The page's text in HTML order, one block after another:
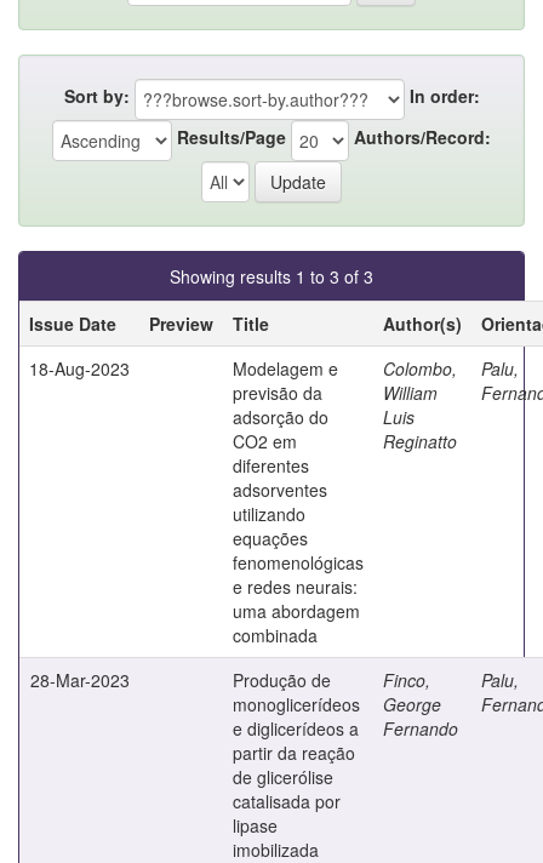
Sort by:
In order:
Results/Page
Authors/Record:
Showing results 1 to 3 of 3
Issue Date
Preview Title Author(s)
18-Aug-2023
Modelagem e
previsão da
adsorção do
CO2 em
diferentes
adsorventes
utilizando
equações
fenomenológicas
e redes neurais:
uma abordagem
combinada
Colombo,
William
Luis
Reginatto
Palu,
28-Mar-2023
Produção de
monoglicerídeos
e diglicerídeos a
partir da reação
de glicerólise
catalisada por
lipase
imobilizada
Finco,
George
Fernando
Palu,